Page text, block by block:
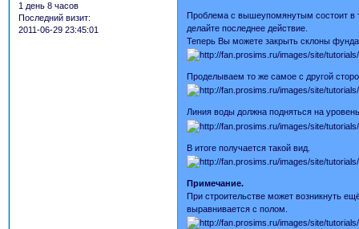
1 день 8 часов
Последний визит:
2011-06-29 23:45:01
Проблема с вышеупомянутым состоит в
делайте последнее действие.
Теперь Вы можете закрыть склоны
Проделываем то же самое с другой
Линия воды должна подняться на
В итоге получается такой вид.
Примечание.
При строительстве может возникнуть
выравнивается с полом.